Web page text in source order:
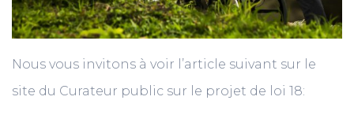
Nous vous invitons à voir l’article suivant sur le
site du Curateur public sur le projet de loi 18: